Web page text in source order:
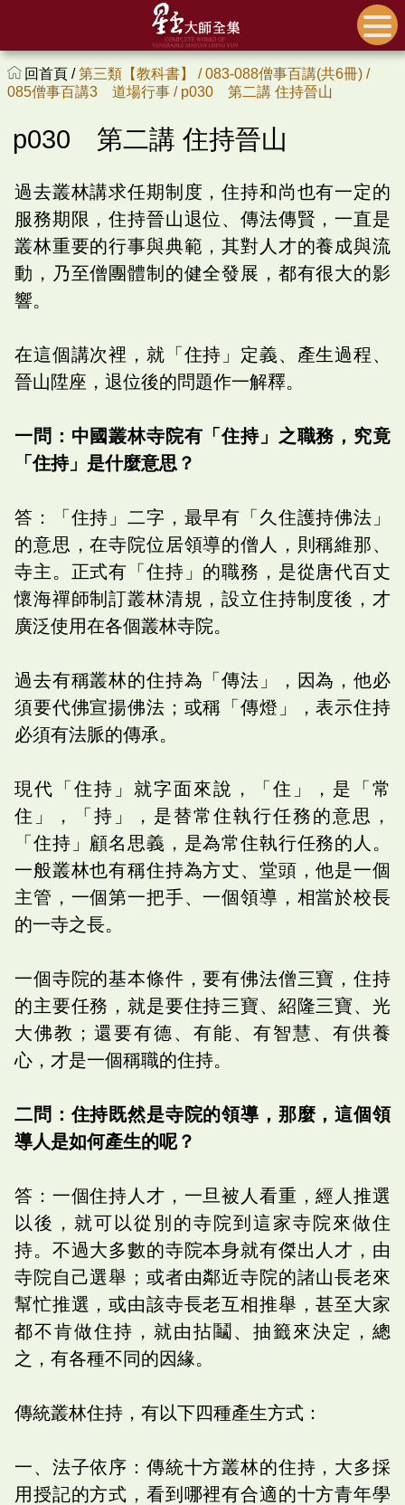
回首頁 /第三類【教科書】 /083-088僧事百講(共6冊) /
085僧事百講3 道場行事 / p030 第二講 住持晉山
p030 第二講 住持晉山
過去叢林講求任期制度，住持和尚也有一定的
服務期限，住持晉山退位、傳法傳賢，一直是
叢林重要的行事與典範，其對人才的養成與流
動，乃至僧團體制的健全發展，都有很大的影
響。
在這個講次裡，就「住持」定義、產生過程、
晉山陞座，退位後的問題作一解釋。
一問：中國叢林寺院有「住持」之職務，究竟
「住持」是什麼意思？
答：「住持」二字，最早有「久住護持佛法」
的意思，在寺院位居領導的僧人，則稱維那、
寺主。正式有「住持」的職務，是從唐代百丈
懷海禪師制訂叢林清規，設立住持制度後，才
廣泛使用在各個叢林寺院。
過去有稱叢林的住持為「傳法」，因為，他必
須要代佛宣揚佛法；或稱「傳燈」，表示住持
必須有法脈的傳承。
現代「住持」就字面來說，「住」，是「常
住」，「持」，是替常住執行任務的意思，
「住持」顧名思義，是為常住執行任務的人。
一般叢林也有稱住持為方丈、堂頭，他是一個
主管，一個第一把手、一個領導，相當於校長
的一寺之長。
一個寺院的基本條件，要有佛法僧三寶，住持
的主要任務，就是要住持三寶、紹隆三寶、光
大佛教；還要有德、有能、有智慧、有供養
心，才是一個稱職的住持。
二問：住持既然是寺院的領導，那麼，這個領
導人是如何產生的呢？
答：一個住持人才，一旦被人看重，經人推選
以後，就可以從別的寺院到這家寺院來做住
持。不過大多數的寺院本身就有傑出人才，由
寺院自己選舉；或者由鄰近寺院的諸山長老來
幫忙推選，或由該寺長老互相推舉，甚至大家
都不肯做住持，就由拈鬮、抽籤來決定，總
之，有各種不同的因緣。
傳統叢林住持，有以下四種產生方式：
一、法子依序：傳統十方叢林的住持，大多採
用授記的方式，看到哪裡有合適的十方青年學